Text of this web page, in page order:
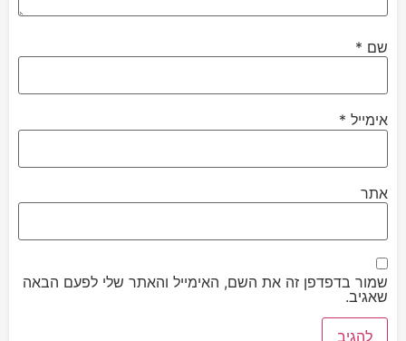
שם *
אימייל *
אתר
שמור בדפדפן זה את השם, האימייל והאתר שלי לפעם הבאה
שאגיב.